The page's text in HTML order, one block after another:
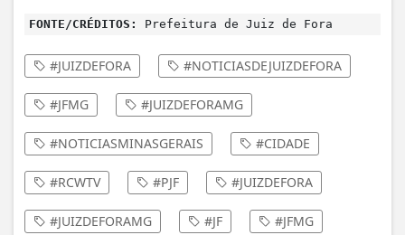
FONTE/CRÉDITOS: Prefeitura de Juiz de Fora
#JUIZDEFORA #NOTICIASDEJUIZDEFORA
#JFMG #JUIZDEFORAMG
#NOTICIASMINASGERAIS #CIDADE
#RCWTV #PJF #JUIZDEFORA
#JUIZDEFORAMG #JF #JFMG